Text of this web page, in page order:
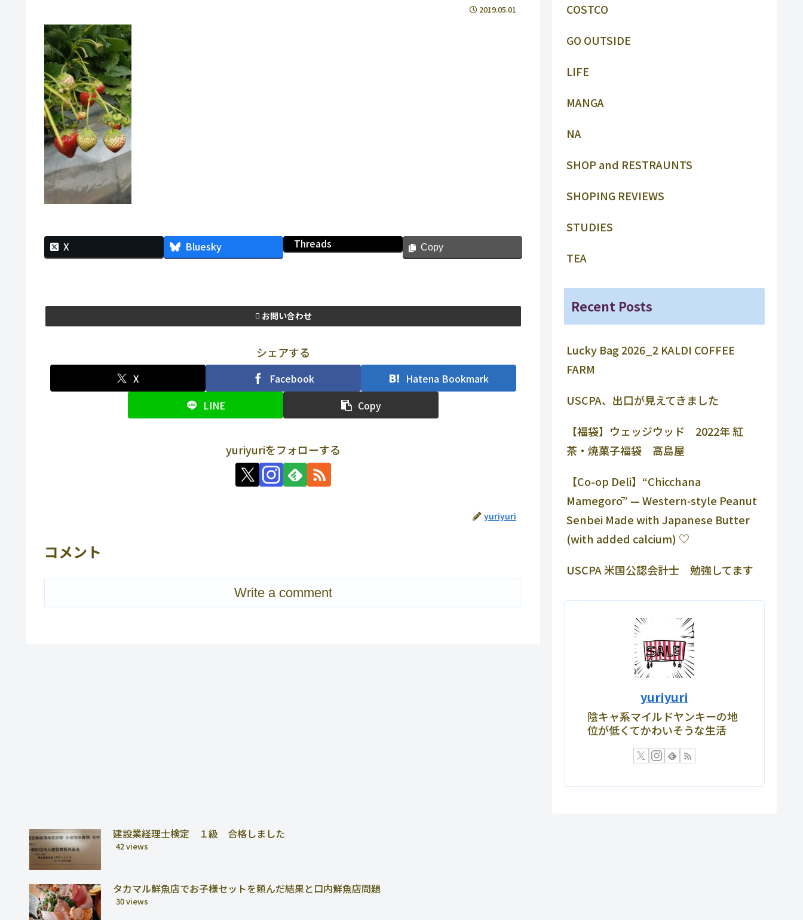
2019.05.01
X Bluesky Threads Copy
お問い合わせ
シェアする
X Facebook
Hatena Bookmark
LINE
Copy
yuriyuriをフォローする
yuriyuri
コメント
Write a comment
COSTCO
GO OUTSIDE
LIFE
MANGA
NA
SHOP and RESTRAUNTS
SHOPING REVIEWS
STUDIES
TEA
Recent Posts
Lucky Bag 2026_2 KALDI COFFEE
FARM
USCPA、出口が見えてきました
【福袋】ウェッジウッド 2022年 紅
茶・焼菓子福袋 高島屋
【Co-op Deli】“Chicchana
Mamegorō” — Western‑style Peanut
Senbei Made with Japanese Butter
(with added calcium) ♡
USCPA 米国公認会計士 勉強してます
yuriyuri
陰キャ系マイルドヤンキーの地
位が低くてかわいそうな生活
建設業経理士検定 １級 合格しました
42 views
タカマル鮮魚店でお子様セットを頼んだ結果と口内鮮魚店問題
30 views